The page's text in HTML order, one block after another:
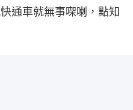
通車就無事㗎喇，點知